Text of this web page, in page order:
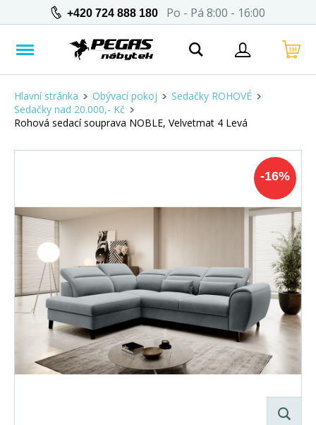
+420 724 888 180 Po - Pá 8:00 - 16:00
Hlavní stránka Obývací pokoj
Sedačky ROHOVÉ
Sedačky nad 20.000,- Kč
Rohová sedací souprava NOBLE, Velvetmat 4 Levá
-16%